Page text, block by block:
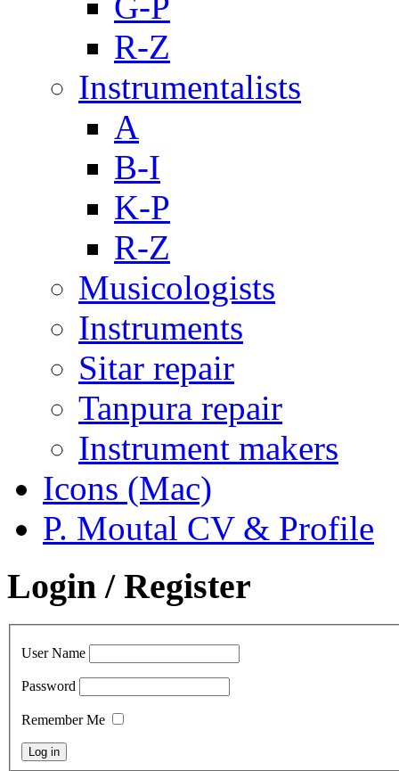
R-Z
Instrumentalists
A
B-I
K-P
R-Z
Musicologists
Instruments
Sitar repair
Tanpura repair
Instrument makers
Icons (Mac)
P. Moutal CV & Profile
Login / Register
User Name
Password
Remember Me